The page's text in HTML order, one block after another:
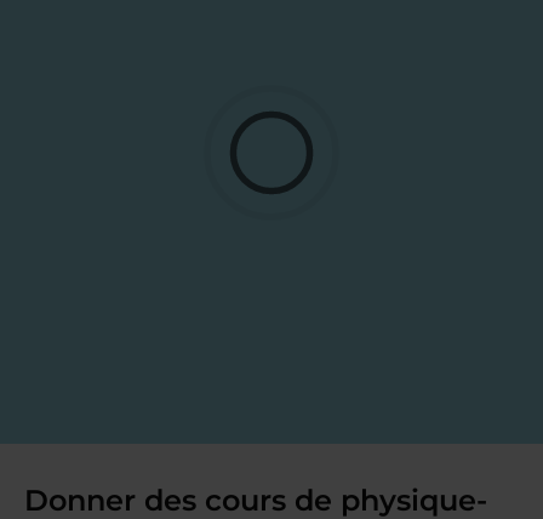
Donner des cours de physique-